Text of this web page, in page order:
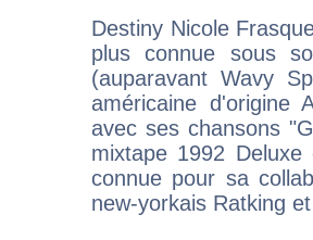
Destiny Nicole
plus connue sous
(auparavant Wavy
américaine d'origine
avec ses chansons
mixtape 1992
connue pour sa
new-yorkais Ratking